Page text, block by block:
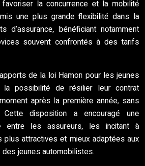
la concurrence et la mobilité
une plus grande flexibilité dans la
d’assurance, bénéficiant notamment
souvent confrontés à des tarifs
de la loi Hamon pour les jeunes
possibilité de résilier leur contrat
après la première année, sans
disposition a encouragé une
entre les assureurs, les incitant à
attractives et mieux adaptées aux
jeunes automobilistes.